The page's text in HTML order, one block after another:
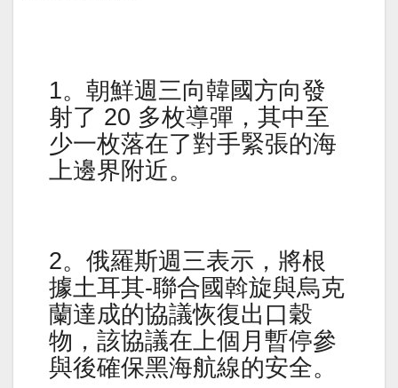
1。朝鮮週三向韓國方向發
射了 20 多枚導彈，其中至
少一枚落在了對手緊張的海
上邊界附近。
2。俄羅斯週三表示，將根
據土耳其-聯合國斡旋與烏克
蘭達成的協議恢復出口穀
物，該協議在上個月暫停參
與後確保黑海航線的安全。